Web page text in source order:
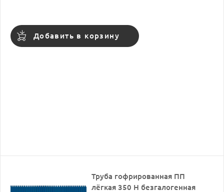
Добавить в корзину
Труба гофрированная ПП
лёгкая 350 Н безгалогенная